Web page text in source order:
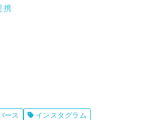
携
ース インスタグラム